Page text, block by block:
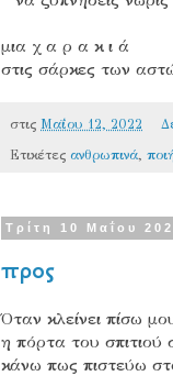
μια χ α ρ α κ ι ά
στις σάρκες των
στις Μαΐου 12, 2022
Ετικέτες ανθρωπινά
Τρίτη 10 Μαΐου
προς
Όταν κλείνει πίσω
η πόρτα του σπιτιού
κάνω πως πιστεύω